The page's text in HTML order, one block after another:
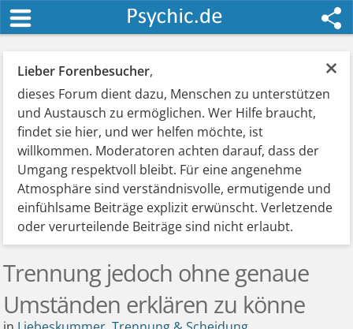
×
Lieber Forenbesucher,
dieses Forum dient dazu, Menschen zu unterstützen
und Austausch zu ermöglichen. Wer Hilfe braucht,
findet sie hier, und wer helfen möchte, ist
willkommen. Moderatoren achten darauf, dass der
Umgang respektvoll bleibt. Für eine angenehme
Atmosphäre sind verständnisvolle, ermutigende und
einfühlsame Beiträge explizit erwünscht. Verletzende
oder verurteilende Beiträge sind nicht erlaubt.
Trennung jedoch ohne genaue
Umständen erklären zu könne